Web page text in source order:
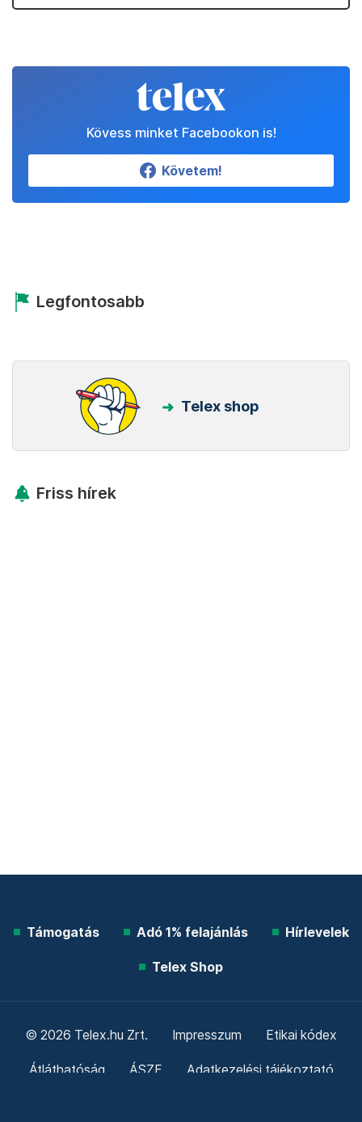
Kövess minket Facebookon is!
Követem!
Legfontosabb
Telex shop
Friss hírek
Támogatás Adó 1% felajánlás Hírlevelek
Telex Shop
© 2026 Telex.hu Zrt. Impresszum Etikai kódex
Átláthatóság ÁSZF Adatkezelési tájékoztató